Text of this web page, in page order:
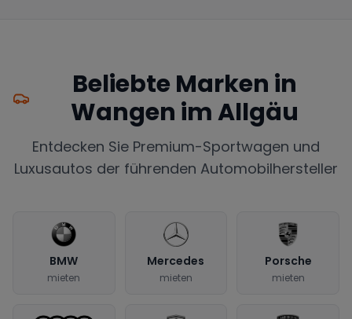
Beliebte Marken in
Wangen im Allgäu
Entdecken Sie Premium-Sportwagen und
Luxusautos der führenden Automobilhersteller
BMW
mieten
Mercedes
mieten
Porsche
mieten